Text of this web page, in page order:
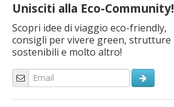
Unisciti alla Eco-Community!
Scopri idee di viaggio eco-friendly,
consigli per vivere green, strutture
sostenibili e molto altro!